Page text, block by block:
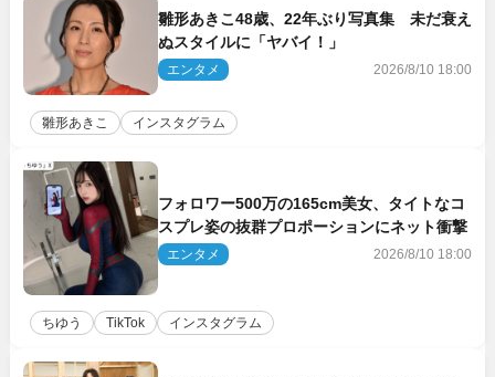
雛形あきこ48歳、22年ぶり写真集 未だ衰え
ぬスタイルに「ヤバイ！」
エンタメ 2026/8/10 18:00
雛形あきこ インスタグラム
フォロワー500万の165cm美女、タイトなコ
スプレ姿の抜群プロポーションにネット衝撃
エンタメ 2026/8/10 18:00
ちゆう TikTok インスタグラム